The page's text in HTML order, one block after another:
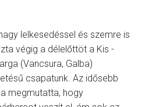
lelkesedéssel és szemre is
végig a délelőttöt a Kis -
(Vancsura, Galba)
csapatunk. Az idősebb
megmutatta, hogy